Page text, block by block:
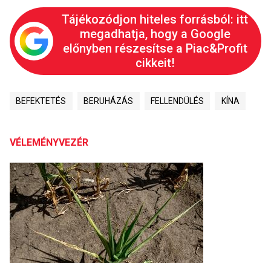
Tájékozódjon hiteles forrásból: itt
megadhatja, hogy a Google
előnyben részesítse a Piac&Profit
cikkeit!
BEFEKTETÉS BERUHÁZÁS FELLENDÜLÉS KÍNA
VÉLEMÉNYVEZÉR